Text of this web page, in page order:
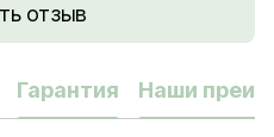
отзыв
Гарантия Наши